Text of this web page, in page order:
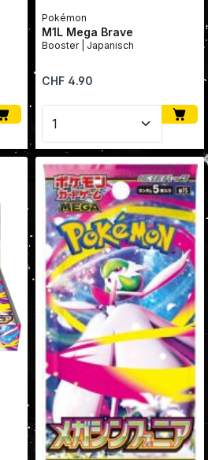
den gewünschten Wert ein
Pokémon
M1L Mega Brave
Booster | Japanisch
Regulärer Preis:
CHF 4.90
Produkt Anzahl: Gib